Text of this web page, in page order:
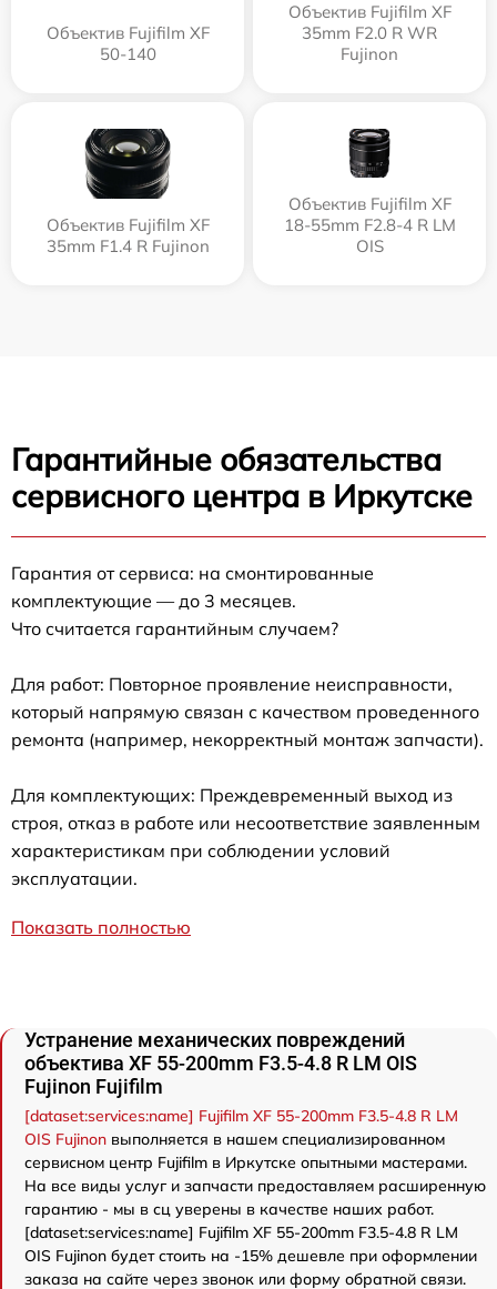
Объектив Fujifilm XF
50-140
Объектив Fujifilm XF
35mm F2.0 R WR
Fujinon
Объектив Fujifilm XF
35mm F1.4 R Fujinon
Объектив Fujifilm XF
18-55mm F2.8-4 R LM
OIS
Гарантийные обязательства
сервисного центра в Иркутске
Гарантия от сервиса: на смонтированные
комплектующие — до 3 месяцев.
Что считается гарантийным случаем?
Для работ: Повторное проявление неисправности,
который напрямую связан с качеством проведенного
ремонта (например, некорректный монтаж запчасти).
Для комплектующих: Преждевременный выход из
строя, отказ в работе или несоответствие заявленным
характеристикам при соблюдении условий
эксплуатации.
Показать полностью
Устранение механических повреждений
объектива XF 55-200mm F3.5-4.8 R LM OIS
Fujinon Fujifilm
[dataset:services:name] Fujifilm XF 55-200mm F3.5-4.8 R LM
OIS Fujinon выполняется в нашем специализированном
сервисном центр Fujifilm в Иркутске опытными мастерами.
На все виды услуг и запчасти предоставляем расширенную
гарантию - мы в сц уверены в качестве наших работ.
[dataset:services:name] Fujifilm XF 55-200mm F3.5-4.8 R LM
OIS Fujinon будет стоить на -15% дешевле при оформлении
заказа на сайте через звонок или форму обратной связи.